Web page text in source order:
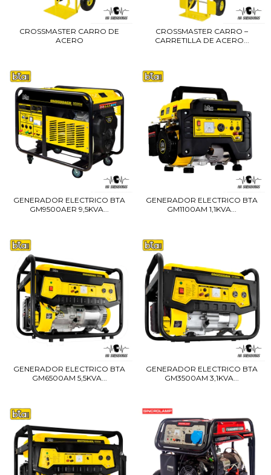
CROSSMASTER CARRO DE
ACERO
CROSSMASTER CARRO –
CARRETILLA DE ACERO...
GENERADOR ELECTRICO BTA
GM9500AER 9,5KVA...
GENERADOR ELECTRICO BTA
GM1100AM 1,1KVA...
GENERADOR ELECTRICO BTA
GM6500AM 5,5KVA...
GENERADOR ELECTRICO BTA
GM3500AM 3,1KVA...